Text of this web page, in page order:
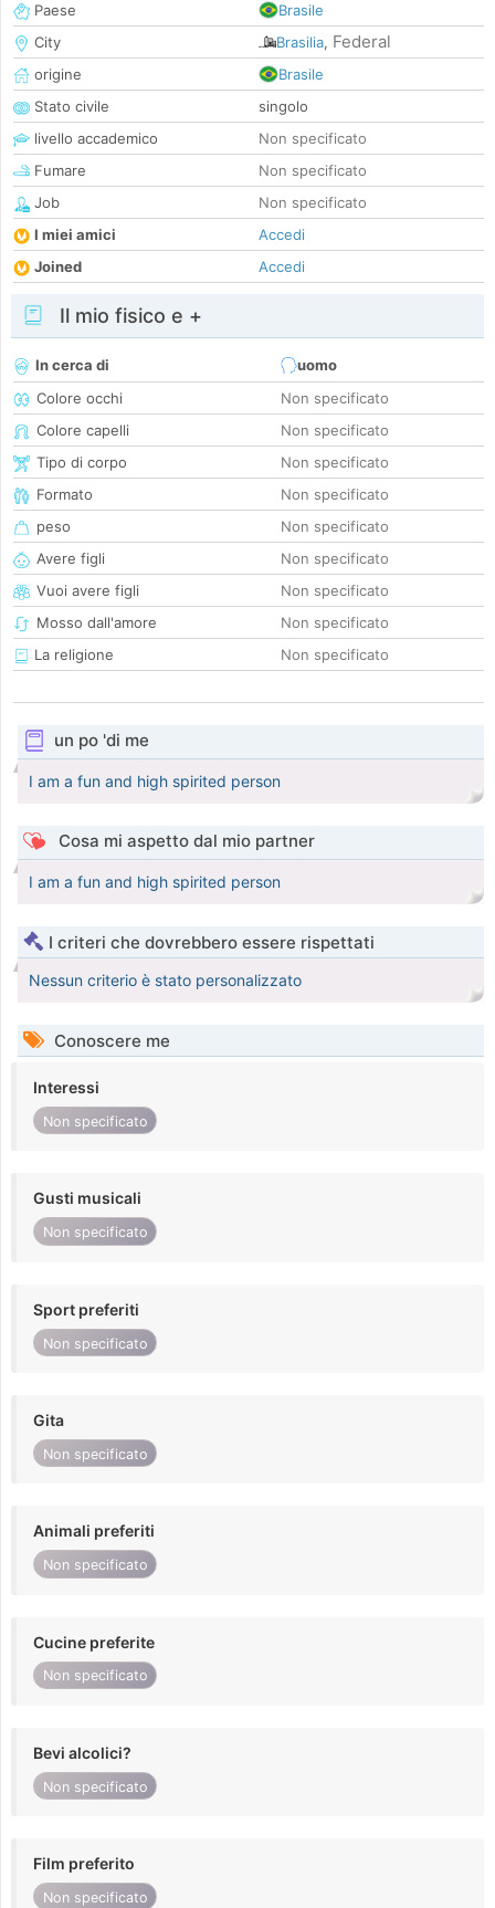
Paese
Brasile
City
Brasilia, Federal
origine
Brasile
Stato civile
singolo
livello accademico
Non specificato
Fumare
Non specificato
Job
Non specificato
I miei amici
Accedi
Joined
Accedi
Il mio fisico e +
In cerca di
uomo
Colore occhi
Non specificato
Colore capelli
Non specificato
Tipo di corpo
Non specificato
Formato
Non specificato
peso
Non specificato
Avere figli
Non specificato
Vuoi avere figli
Non specificato
Mosso dall'amore
Non specificato
La religione
Non specificato
un po 'di me
I am a fun and high spirited person
Cosa mi aspetto dal mio partner
I am a fun and high spirited person
I criteri che dovrebbero essere rispettati
Nessun criterio è stato personalizzato
Conoscere me
Interessi
Non specificato
Gusti musicali
Non specificato
Sport preferiti
Non specificato
Gita
Non specificato
Animali preferiti
Non specificato
Cucine preferite
Non specificato
Bevi alcolici?
Non specificato
Film preferito
Non specificato